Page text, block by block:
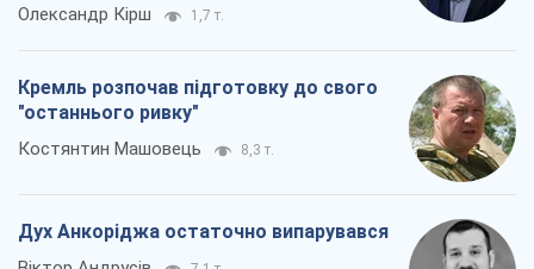
Олександр Кірш 1,7 т.
Кремль розпочав підготовку до свого
"останнього ривку"
Костянтин Машовець 8,3 т.
Дух Анкоріджа остаточно випарувався